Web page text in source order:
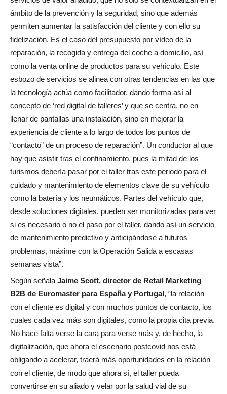
ámbito de la prevención y la seguridad, sino que además
permiten aumentar la satisfacción del cliente y con ello su
fidelización. Es el caso del presupuesto por vídeo de la
reparación, la recogida y entrega del coche a domicilio, así
como la venta online de productos para su vehículo. Este
esbozo de servicios se alinea con otras tendencias en las que
la tecnología actúa como facilitador, dando forma así al
concepto de ‘red digital de talleres’ y que se centra, no en
llenar de pantallas una instalación, sino en mejorar la
experiencia de cliente a lo largo de todos los puntos de
“contacto” de un proceso de reparación”. Un conductor al que
hay que asistir tras el confinamiento, pues la mitad de los
turismos debería pasar por el taller tras este periodo para el
cuidado y mantenimiento de elementos clave de su vehículo
como la batería y los neumáticos. Partes del vehículo que,
desde soluciones digitales, pueden ser monitorizadas para ver
si es necesario o no el paso por el taller, dando así un servicio
de mantenimiento predictivo y anticipándose a futuros
problemas, máxime con la Operación Salida a escasas
semanas vista”.
Según señala Jaime Scott, director de Retail Marketing
B2B de Euromaster para España y Portugal, “la relación
con el cliente es digital y con muchos puntos de contacto, los
cuales cada vez más son digitales, como la propia cita previa.
No hace falta verse la cara para verse más y, de hecho, la
digitalización, que ahora el escenario postcovid nos está
obligando a acelerar, traerá más oportunidades en la relación
con el cliente, de modo que ahora sí, el taller pueda
convertirse en su aliado y velar por la salud vial de su